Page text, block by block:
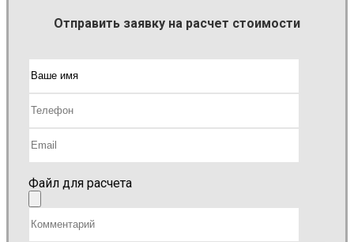
Отправить заявку на расчет стоимости
Файл для расчета